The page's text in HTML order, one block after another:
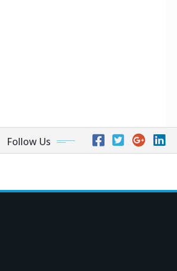
Follow Us